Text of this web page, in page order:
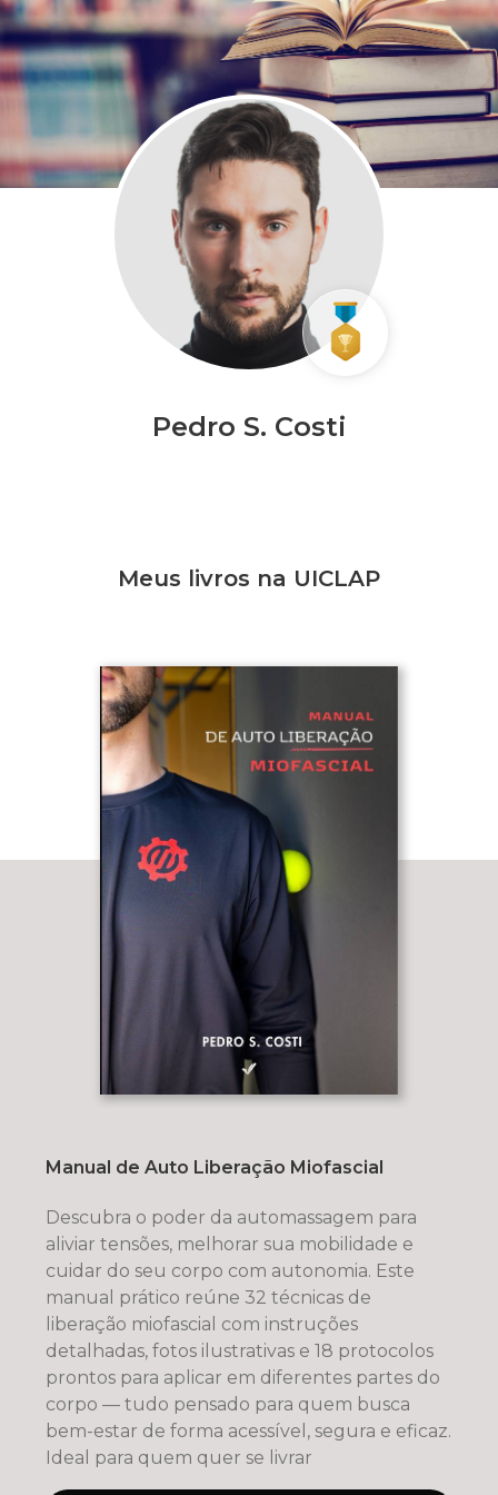
Pedro S. Costi
Meus livros na UICLAP
Manual de Auto Liberação Miofascial
Descubra o poder da automassagem para
aliviar tensões, melhorar sua mobilidade e
cuidar do seu corpo com autonomia. Este
manual prático reúne 32 técnicas de
liberação miofascial com instruções
detalhadas, fotos ilustrativas e 18 protocolos
prontos para aplicar em diferentes partes do
corpo — tudo pensado para quem busca
bem-estar de forma acessível, segura e eficaz.
Ideal para quem quer se livrar